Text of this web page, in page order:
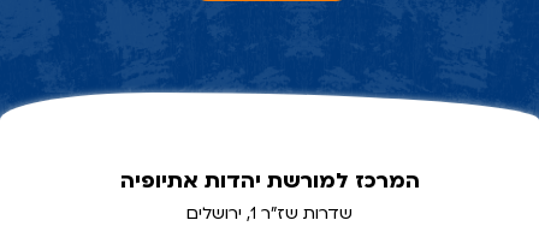
המרכז למורשת יהדות אתיופיה
שדרות שז"ר 1, ירושלים